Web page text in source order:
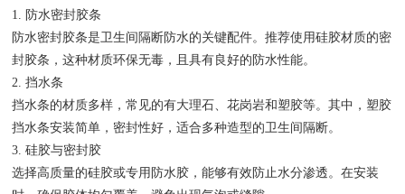
1. 防水密封胶条
防水密封胶条是卫生间隔断防水的关键配件。推荐使用硅胶材质的密
封胶条，这种材质环保无毒，且具有良好的防水性能。
2. 挡水条
挡水条的材质多样，常见的有大理石、花岗岩和塑胶等。其中，塑胶
挡水条安装简单，密封性好，适合多种造型的卫生间隔断。
3. 硅胶与密封胶
选择高质量的硅胶或专用防水胶，能够有效防止水分渗透。在安装